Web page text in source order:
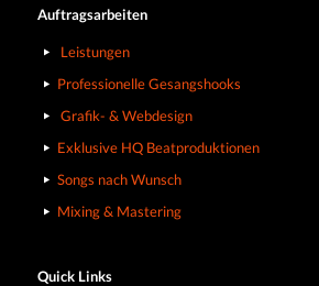
Auftragsarbeiten
Leistungen
Professionelle Gesangshooks
Grafik- & Webdesign
Exklusive HQ Beatproduktionen
Songs nach Wunsch
Mixing & Mastering
Quick Links